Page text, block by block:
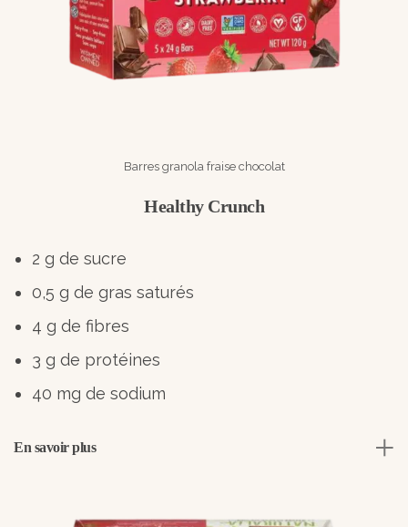
Barres granola fraise chocolat
Healthy Crunch
2 g de sucre
0,5 g de gras saturés
4 g de fibres
3 g de protéines
40 mg de sodium
En savoir plus